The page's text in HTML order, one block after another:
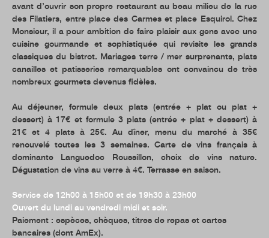
avant d’ouvrir son propre restaurant au beau milieu de la rue
des Filatiers, entre place des Carmes et place Esquirol. Chez
Monsieur, il a pour ambition de faire plaisir aux gens avec une
cuisine gourmande et sophistiquée qui revisite les grands
classiques du bistrot. Mariages terre / mer surprenants, plats
canailles et patisseries remarquables ont convaincu de très
nombreux gourmets devenus fidèles.
Au déjeuner, formule deux plats (entrée + plat ou plat +
dessert) à 17€ et formule 3 plats (entrée + plat + dessert) à
21€ et 4 plats à 25€. Au dîner, menu du marché à 35€
renouvelé toutes les 3 semaines. Carte de vins français à
dominante Languedoc Roussillon, choix de vins nature.
Dégustation de vins au verre à 4€. Terrasse en saison.
Service de 12h00 à 15h00 et de 19h30 à 23h00
Ouvert du lundi au vendredi midi et soir.
Paiement : espèces, chèques, titres de repas et cartes
bancaires (dont AmEx).